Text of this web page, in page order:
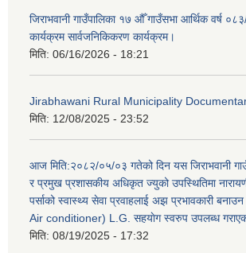
जिराभवानी गाउँपालिका १७ औँ गाउँसभा आर्थिक वर्ष
कार्यक्रम सार्वजनिकिकरण कार्यक्रम।
मिति: 06/16/2026 - 18:21
Jirabhawani Rural Municipality
मिति: 12/08/2025 - 23:52
आज मिति:२०८२/०५/०३ गतेको दिन यस जिराभवानी
र प्रमुख प्रशासकीय अधिकृत ज्युको उपस्थितिमा
पर्साको स्वास्थ्य सेवा प्रवाहलाई अझ प्रभावकारी
Air conditioner) L.G. सहयाेग स्वरुप उपलब्ध
मिति: 08/19/2025 - 17:32